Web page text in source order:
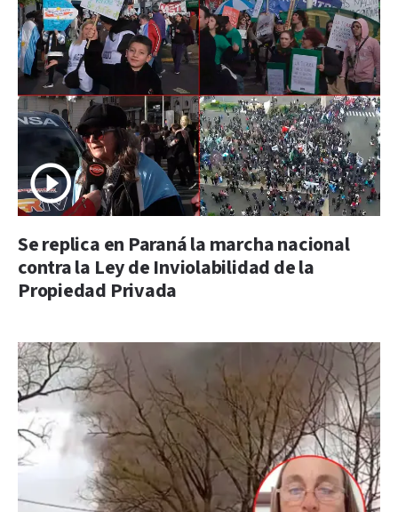
Se replica en Paraná la marcha nacional
contra la Ley de Inviolabilidad de la
Propiedad Privada